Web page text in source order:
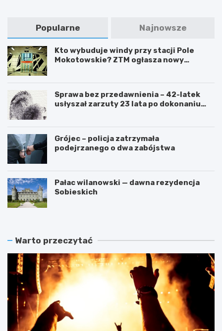
Popularne Najnowsze
Kto wybuduje windy przy stacji Pole
Mokotowskie? ZTM ogłasza nowy
Sprawa bez przedawnienia – 42-latek
usłyszał zarzuty 23 lata po dokonaniu
Grójec – policja zatrzymała
podejrzanego o dwa zabójstwa
Pałac wilanowski — dawna rezydencja
Sobieskich
Warto przeczytać